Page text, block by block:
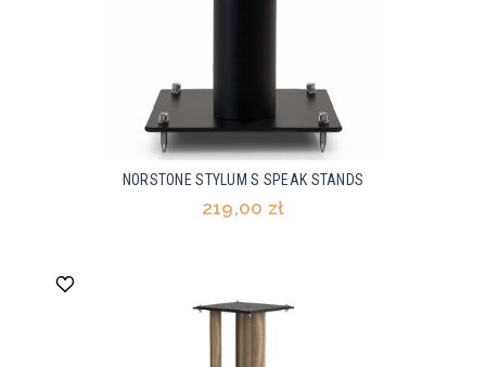
NORSTONE STYLUM S SPEAK STANDS
219,00 zł